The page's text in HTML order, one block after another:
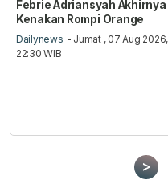
Febrie Adriansyah Akhirnya
Kenakan Rompi Orange
Dailynews - Jumat , 07 Aug 2026,
22:30 WIB
>